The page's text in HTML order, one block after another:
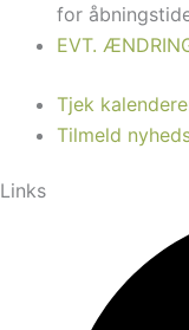
for
EVT.
Tjek
Tilmeld
Links